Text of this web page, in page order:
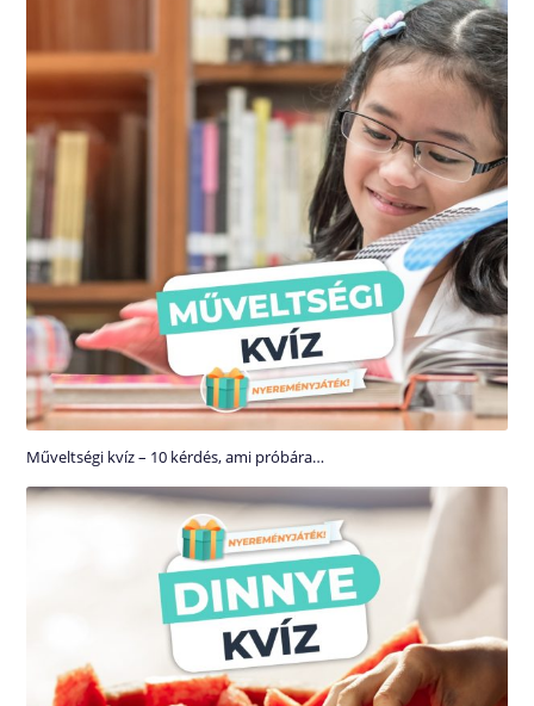
Műveltségi kvíz – 10 kérdés, ami próbára…